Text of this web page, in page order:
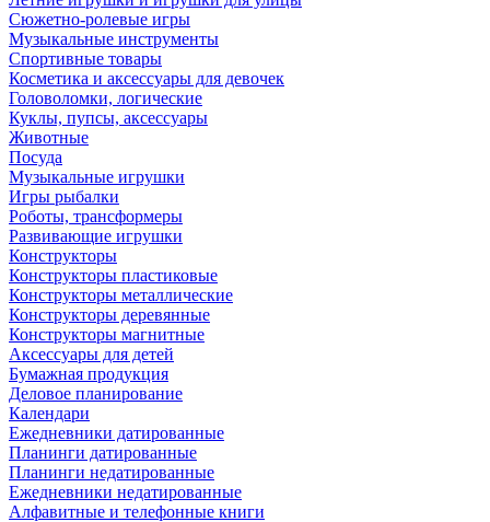
Сюжетно-ролевые игры
Музыкальные инструменты
Спортивные товары
Косметика и аксессуары для девочек
Головоломки, логические
Куклы, пупсы, аксессуары
Животные
Посуда
Музыкальные игрушки
Игры рыбалки
Роботы, трансформеры
Развивающие игрушки
Конструкторы
Конструкторы пластиковые
Конструкторы металлические
Конструкторы деревянные
Конструкторы магнитные
Аксессуары для детей
Бумажная продукция
Деловое планирование
Календари
Ежедневники датированные
Планинги датированные
Планинги недатированные
Ежедневники недатированные
Алфавитные и телефонные книги